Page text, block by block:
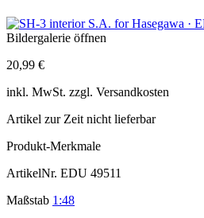
Bildergalerie öffnen
20,99 €
inkl. MwSt. zzgl. Versandkosten
Artikel zur Zeit nicht lieferbar
Produkt-Merkmale
ArtikelNr. EDU 49511
Maßstab 1:48